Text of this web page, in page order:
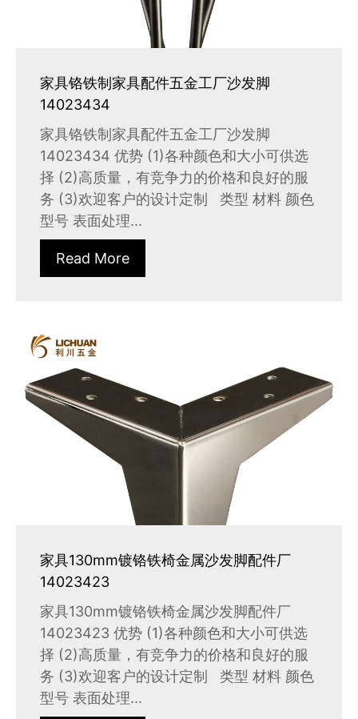
家具铬铁制家具配件五金工厂沙发脚
14023434
家具铬铁制家具配件五金工厂沙发脚
14023434 优势 (1)各种颜色和大小可供选
择 (2)高质量，有竞争力的价格和良好的服
务 (3)欢迎客户的设计定制 类型 材料 颜色
型号 表面处理...
Read More
家具130mm镀铬铁椅金属沙发脚配件厂
14023423
家具130mm镀铬铁椅金属沙发脚配件厂
14023423 优势 (1)各种颜色和大小可供选
择 (2)高质量，有竞争力的价格和良好的服
务 (3)欢迎客户的设计定制 类型 材料 颜色
型号 表面处理...